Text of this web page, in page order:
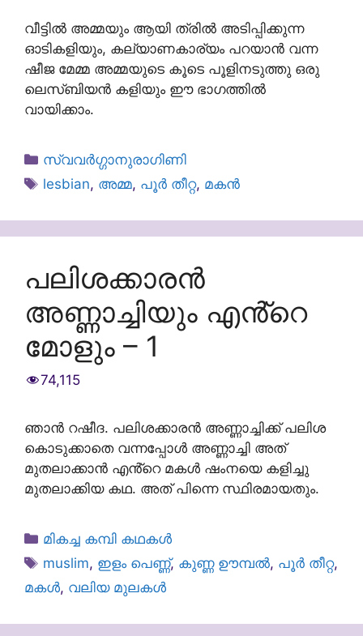
വീട്ടിൽ അമ്മയും ആയി ത്രിൽ അടിപ്പിക്കുന്ന
ഓടികളിയും, കല്യാണകാര്യം പറയാൻ വന്ന
ഷീജ മേമ്മ അമ്മയുടെ കൂടെ പൂളിനടുത്തു ഒരു
ലെസ്ബിയൻ കളിയും ഈ ഭാഗത്തിൽ
വായിക്കാം.
Categories
സ്വവർഗ്ഗാനുരാഗിണി
Tags
lesbian, അമ്മ, പൂർ തീറ്റ, മകൻ
പലിശക്കാരൻ
അണ്ണാച്ചിയും എൻ്റെ
മോളും – 1
74,115
ഞാൻ റഷീദ. പലിശക്കാരൻ അണ്ണാച്ചിക്ക് പലിശ
കൊടുക്കാതെ വന്നപ്പോൾ അണ്ണാച്ചി അത്
മുതലാക്കാൻ എൻ്റെ മകൾ ഷംനയെ കളിച്ചു
മുതലാക്കിയ കഥ. അത് പിന്നെ സ്ഥിരമായതും.
Categories
മികച്ച കമ്പി കഥകൾ
Tags
muslim, ഇളം പെണ്ണ്, കുണ്ണ ഊമ്പൽ, പൂർ തീറ്റ,
മകൾ, വലിയ മുലകൾ